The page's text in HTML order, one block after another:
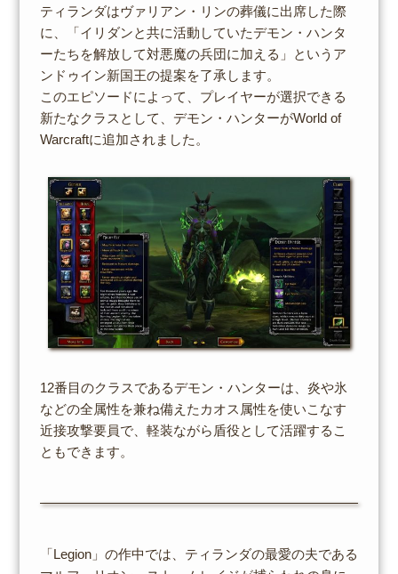
ティランダはヴァリアン・リンの葬儀に出席した際
に、「イリダンと共に活動していたデモン・ハンタ
ーたちを解放して対悪魔の兵団に加える」というア
ンドゥイン新国王の提案を了承します。
このエピソードによって、プレイヤーが選択できる
新たなクラスとして、デモン・ハンターがWorld of
Warcraftに追加されました。
12番目のクラスであるデモン・ハンターは、炎や氷
などの全属性を兼ね備えたカオス属性を使いこなす
近接攻撃要員で、軽装ながら盾役として活躍するこ
ともできます。
「Legion」の作中では、ティランダの最愛の夫である